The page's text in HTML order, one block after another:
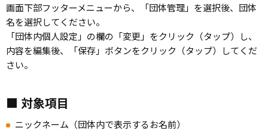
画面下部フッターメニューから、「団体管理」を選択後、団体
名を選択してください。
「団体内個人設定」の欄の「変更」をクリック（タップ）し、
内容を編集後、「保存」ボタンをクリック（タップ）してくだ
さい。
■ 対象項目
ニックネーム（団体内で表示するお名前）